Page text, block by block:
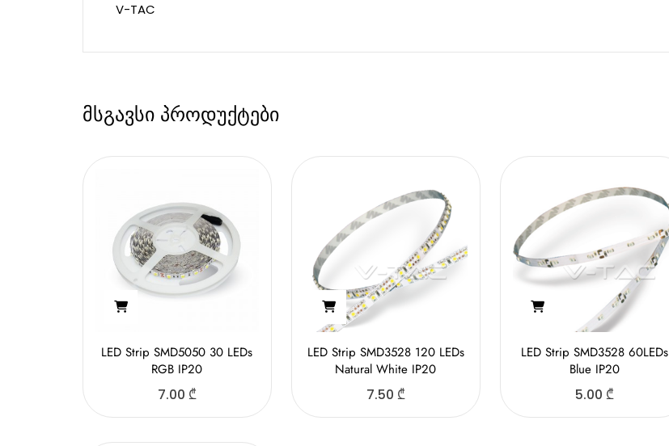
V-TAC
მსგავსი პროდუქტები
LED Strip SMD5050 30 LEDs
RGB IP20
7.00 ₾
LED Strip SMD3528 120 LEDs
Natural White IP20
7.50 ₾
LED Strip SMD3528 60LEDs
Blue IP20
5.00 ₾